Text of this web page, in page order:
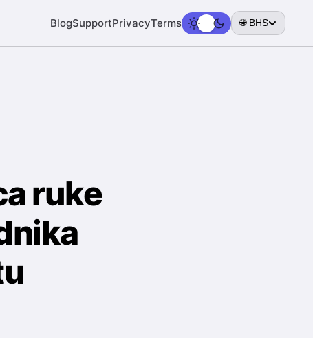
BlogSupportPrivacyTerms 🌐 BHS
ruke